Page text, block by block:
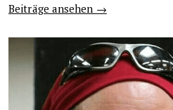
Beiträge ansehen →